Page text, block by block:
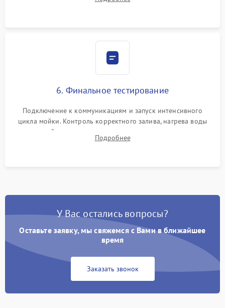
сборка корпуса и установка датчика поплавка.
6. Финальное тестирование
Подключение к коммуникациям и запуск интенсивного
цикла мойки. Контроль корректного залива, нагрева воды
до нужной температуры, отсутствия посторонних шумов,
штатного слива и абсолютной сухости в поддоне.
Подробнее
У Вас остались вопросы?
Оставьте заявку, мы свяжемся с Вами в ближайшее
время
Заказать звонок